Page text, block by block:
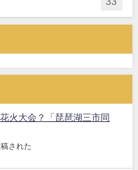
火大会？「琵琶湖三市同
された